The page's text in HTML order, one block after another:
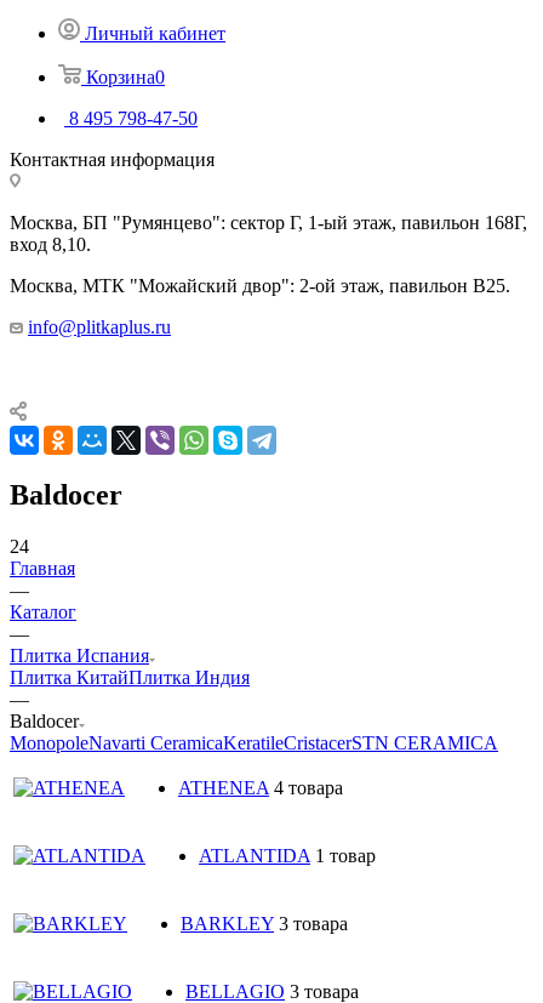
Личный кабинет
Корзина0
8 495 798-47-50
Контактная информация
Москва, БП "Румянцево": сектор Г, 1-ый этаж, павильон 168Г,
вход 8,10.
Москва, МТК "Можайский двор": 2-ой этаж, павильон В25.
info@plitkaplus.ru
Baldocer
24
Главная
—
Каталог
—
Плитка Испания
Плитка КитайПлитка Индия
—
Baldocer
MonopoleNavarti CeramicaKeratileCristacerSTN CERAMICA
ATHENEA 4 товара
ATLANTIDA 1 товар
BARKLEY 3 товара
BELLAGIO 3 товара